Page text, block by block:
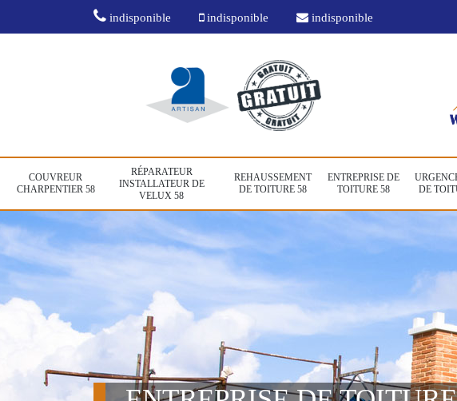
indisponible indisponible indisponible
COUVREUR
CHARPENTIER 58
RÉPARATEUR
INSTALLATEUR DE
VELUX 58
REHAUSSEMENT
DE TOITURE 58
ENTREPRISE DE
TOITURE 58
DE